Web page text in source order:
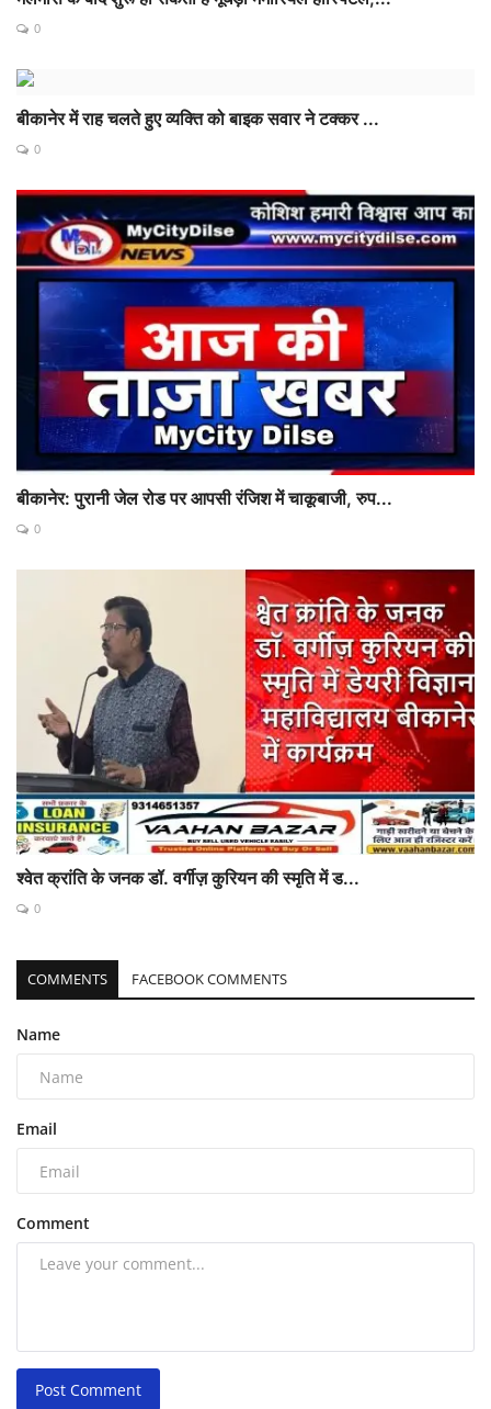
0
बीकानेर में राह चलते हुए व्यक्ति को बाइक सवार ने टक्कर ...
0
बीकानेर: पुरानी जेल रोड पर आपसी रंजिश में चाकूबाजी, रुप...
0
श्वेत क्रांति के जनक डॉ. वर्गीज़ कुरियन की स्मृति में ड...
0
COMMENTS FACEBOOK COMMENTS
Name
Email
Comment
Post Comment